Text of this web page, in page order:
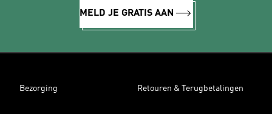
MELD JE GRATIS AAN
Bezorging Retouren & Terugbetalingen